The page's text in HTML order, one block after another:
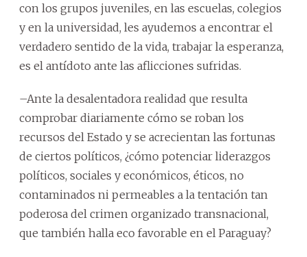
con los grupos juveniles, en las escuelas, colegios
y en la universidad, les ayudemos a encontrar el
verdadero sentido de la vida, trabajar la esperanza,
es el antídoto ante las aflicciones sufridas.
–Ante la desalentadora realidad que resulta
comprobar diariamente cómo se roban los
recursos del Estado y se acrecientan las fortunas
de ciertos políticos, ¿cómo potenciar liderazgos
políticos, sociales y económicos, éticos, no
contaminados ni permeables a la tentación tan
poderosa del crimen organizado transnacional,
que también halla eco favorable en el Paraguay?